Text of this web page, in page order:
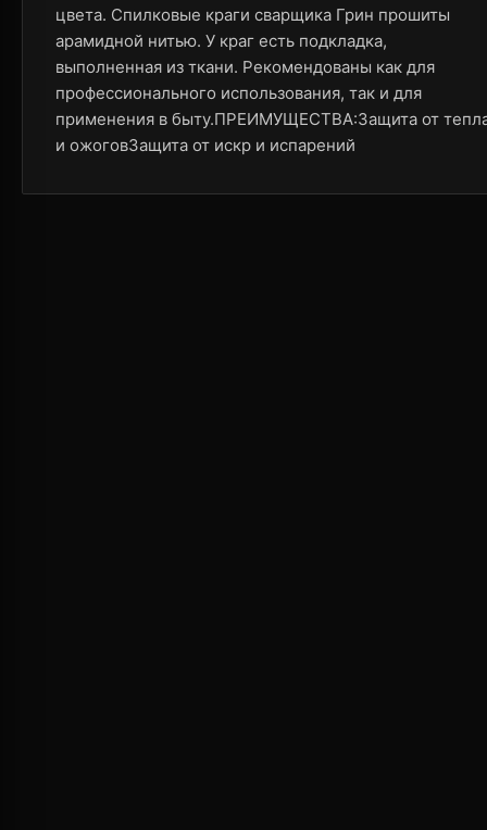
цвета. Спилковые краги сварщика Грин прошиты
арамидной нитью. У краг есть подкладка,
выполненная из ткани. Рекомендованы как для
профессионального использования, так и для
применения в быту.ПРЕИМУЩЕСТВА:Защита от
и ожоговЗащита от искр и испарений